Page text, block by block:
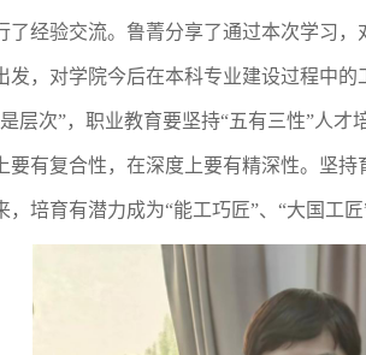
经验交流。鲁菁分享了通过本次学习
，对学院今后在本科专业建设过程中
层次”，职业教育要坚持“五有三性”人
有复合性，在深度上要有精深性。坚
培育有潜力成为“能工巧匠”、“大国工匠